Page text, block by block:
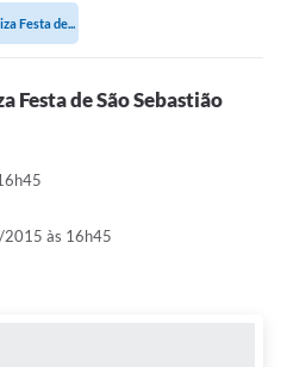
Festa de...
Festa de São Sebastião
às 16h45